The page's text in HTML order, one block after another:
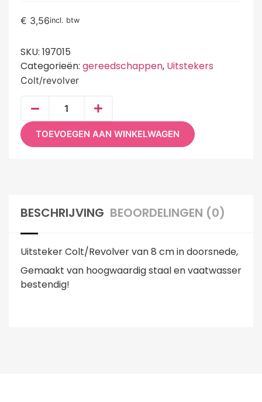
€ 3,56incl. btw
SKU: 197015
Categorieën: gereedschappen, Uitstekers
Colt/revolver
TOEVOEGEN AAN WINKELWAGEN
BESCHRIJVING BEOORDELINGEN (0)
Uitsteker Colt/Revolver van 8 cm in doorsnede,
Gemaakt van hoogwaardig staal en vaatwasser
bestendig!